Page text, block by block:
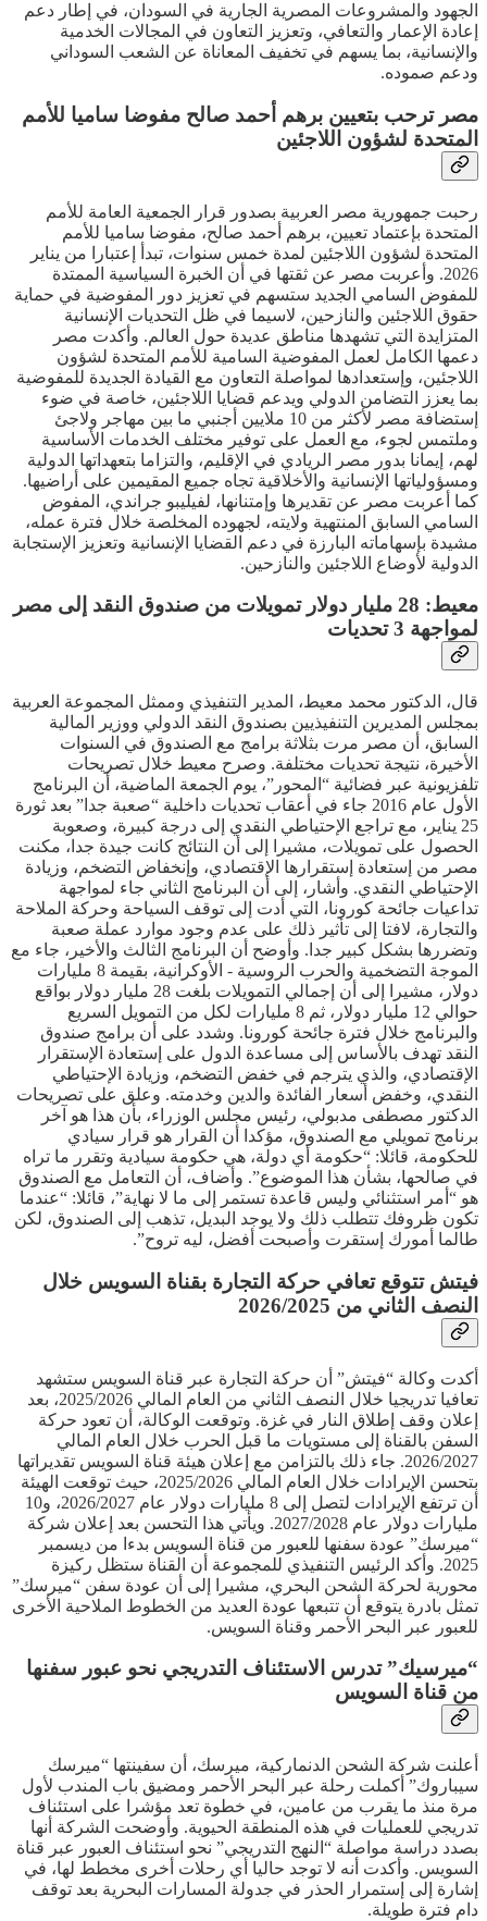
الجهود والمشروعات المصرية الجارية في السودان، في إطار دعم
إعادة الإعمار والتعافي، وتعزيز التعاون في المجالات الخدمية
والإنسانية، بما يسهم في تخفيف المعاناة عن الشعب السوداني
ودعم صموده.
مصر ترحب بتعيين برهم أحمد صالح مفوضا ساميا للأمم
المتحدة لشؤون اللاجئين
رحبت جمهورية مصر العربية بصدور قرار الجمعية العامة للأمم
المتحدة بإعتماد تعيين، برهم أحمد صالح، مفوضا ساميا للأمم
المتحدة لشؤون اللاجئين لمدة خمس سنوات، تبدأ إعتبارا من يناير
2026. وأعربت مصر عن ثقتها في أن الخبرة السياسية الممتدة
للمفوض السامي الجديد ستسهم في تعزيز دور المفوضية في حماية
حقوق اللاجئين والنازحين، لاسيما في ظل التحديات الإنسانية
المتزايدة التي تشهدها مناطق عديدة حول العالم. وأكدت مصر
دعمها الكامل لعمل المفوضية السامية للأمم المتحدة لشؤون
اللاجئين، وإستعدادها لمواصلة التعاون مع القيادة الجديدة للمفوضية
بما يعزز التضامن الدولي ويدعم قضايا اللاجئين، خاصة في ضوء
إستضافة مصر لأكثر من 10 ملايين أجنبي ما بين مهاجر ولاجئ
وملتمس لجوء، مع العمل على توفير مختلف الخدمات الأساسية
لهم، إيمانا بدور مصر الريادي في الإقليم، والتزاما بتعهداتها الدولية
ومسؤولياتها الإنسانية والأخلاقية تجاه جميع المقيمين على أراضيها.
كما أعربت مصر عن تقديرها وإمتنانها، لفيليبو جراندي، المفوض
السامي السابق المنتهية ولايته، لجهوده المخلصة خلال فترة عمله،
مشيدة بإسهاماته البارزة في دعم القضايا الإنسانية وتعزيز الإستجابة
الدولية لأوضاع اللاجئين والنازحين.
معيط: 28 مليار دولار تمويلات من صندوق النقد إلى مصر
لمواجهة 3 تحديات
قال، الدكتور محمد معيط، المدير التنفيذي وممثل المجموعة العربية
بمجلس المديرين التنفيذيين بصندوق النقد الدولي ووزير المالية
السابق، أن مصر مرت بثلاثة برامج مع الصندوق في السنوات
الأخيرة، نتيجة تحديات مختلفة. وصرح معيط خلال تصريحات
تلفزيونية عبر فضائية “المحور”، يوم الجمعة الماضية، أن البرنامج
الأول عام 2016 جاء في أعقاب تحديات داخلية “صعبة جدا” بعد ثورة
25 يناير، مع تراجع الإحتياطي النقدي إلى درجة كبيرة، وصعوبة
الحصول على تمويلات، مشيرا إلى أن النتائج كانت جيدة جدا، مكنت
مصر من إستعادة إستقرارها الإقتصادي، وإنخفاض التضخم، وزيادة
الإحتياطي النقدي. وأشار، إلى أن البرنامج الثاني جاء لمواجهة
تداعيات جائحة كورونا، التي أدت إلى توقف السياحة وحركة الملاحة
والتجارة، لافتا إلى تأثير ذلك على عدم وجود موارد عملة صعبة
وتضررها بشكل كبير جدا. وأوضح أن البرنامج الثالث والأخير، جاء مع
الموجة التضخمية والحرب الروسية - الأوكرانية، بقيمة 8 مليارات
دولار، مشيرا إلى أن إجمالي التمويلات بلغت 28 مليار دولار بواقع
حوالي 12 مليار دولار، ثم 8 مليارات لكل من التمويل السريع
والبرنامج خلال فترة جائحة كورونا. وشدد على أن برامج صندوق
النقد تهدف بالأساس إلى مساعدة الدول على إستعادة الإستقرار
الإقتصادي، والذي يترجم في خفض التضخم، وزيادة الإحتياطي
النقدي، وخفض أسعار الفائدة والدين وخدمته. وعلق على تصريحات
الدكتور مصطفى مدبولي، رئيس مجلس الوزراء، بأن هذا هو آخر
برنامج تمويلي مع الصندوق، مؤكدا أن القرار هو قرار سيادي
للحكومة، قائلا: “حكومة أي دولة، هي حكومة سيادية وتقرر ما تراه
في صالحها، بشأن هذا الموضوع”. وأضاف، أن التعامل مع الصندوق
هو “أمر استثنائي وليس قاعدة تستمر إلى ما لا نهاية”، قائلا: “عندما
تكون ظروفك تتطلب ذلك ولا يوجد البديل، تذهب إلى الصندوق، لكن
طالما أمورك إستقرت وأصبحت أفضل، ليه تروح”.
فيتش تتوقع تعافي حركة التجارة بقناة السويس خلال
النصف الثاني من 2026/2025
أكدت وكالة “فيتش” أن حركة التجارة عبر قناة السويس ستشهد
تعافيا تدريجيا خلال النصف الثاني من العام المالي 2025/2026، بعد
إعلان وقف إطلاق النار في غزة. وتوقعت الوكالة، أن تعود حركة
السفن بالقناة إلى مستويات ما قبل الحرب خلال العام المالي
2026/2027. جاء ذلك بالتزامن مع إعلان هيئة قناة السويس تقديراتها
بتحسن الإيرادات خلال العام المالي 2025/2026، حيث توقعت الهيئة
أن ترتفع الإيرادات لتصل إلى 8 مليارات دولار عام 2026/2027، و10
مليارات دولار عام 2027/2028. ويأتي هذا التحسن بعد إعلان شركة
“ميرسك” عودة سفنها للعبور من قناة السويس بدءا من ديسمبر
2025. وأكد الرئيس التنفيذي للمجموعة أن القناة ستظل ركيزة
محورية لحركة الشحن البحري، مشيرا إلى أن عودة سفن “ميرسك”
تمثل بادرة يتوقع أن تتبعها عودة العديد من الخطوط الملاحية الأخرى
للعبور عبر البحر الأحمر وقناة السويس.
“ميرسيك” تدرس الاستئناف التدريجي نحو عبور سفنها
من قناة السويس
أعلنت شركة الشحن الدنماركية، ميرسك، أن سفينتها “ميرسك
سيباروك” أكملت رحلة عبر البحر الأحمر ومضيق باب المندب لأول
مرة منذ ما يقرب من عامين، في خطوة تعد مؤشرا على استئناف
تدريجي للعمليات في هذه المنطقة الحيوية. وأوضحت الشركة أنها
بصدد دراسة مواصلة “النهج التدريجي” نحو استئناف العبور عبر قناة
السويس. وأكدت أنه لا توجد حاليا أي رحلات أخرى مخطط لها، في
إشارة إلى إستمرار الحذر في جدولة المسارات البحرية بعد توقف
دام فترة طويلة.